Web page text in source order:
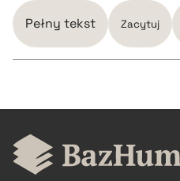
pobierz cytat
Pełny tekst Zacytuj
CZYSTY TEKST
pobierz cytat